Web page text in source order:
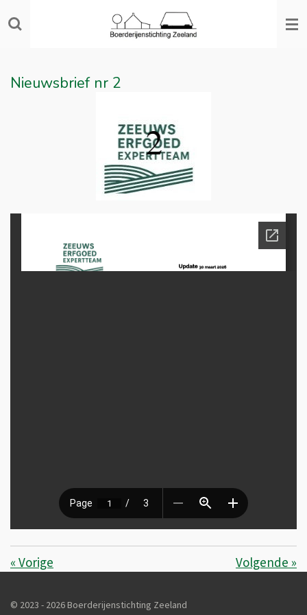
Ga
direct
hoofdinhoud
Nieuwsbrief nr 2
« Vorige Volgende »
© 2023 - 2026 Boerderijenstichting Zeeland